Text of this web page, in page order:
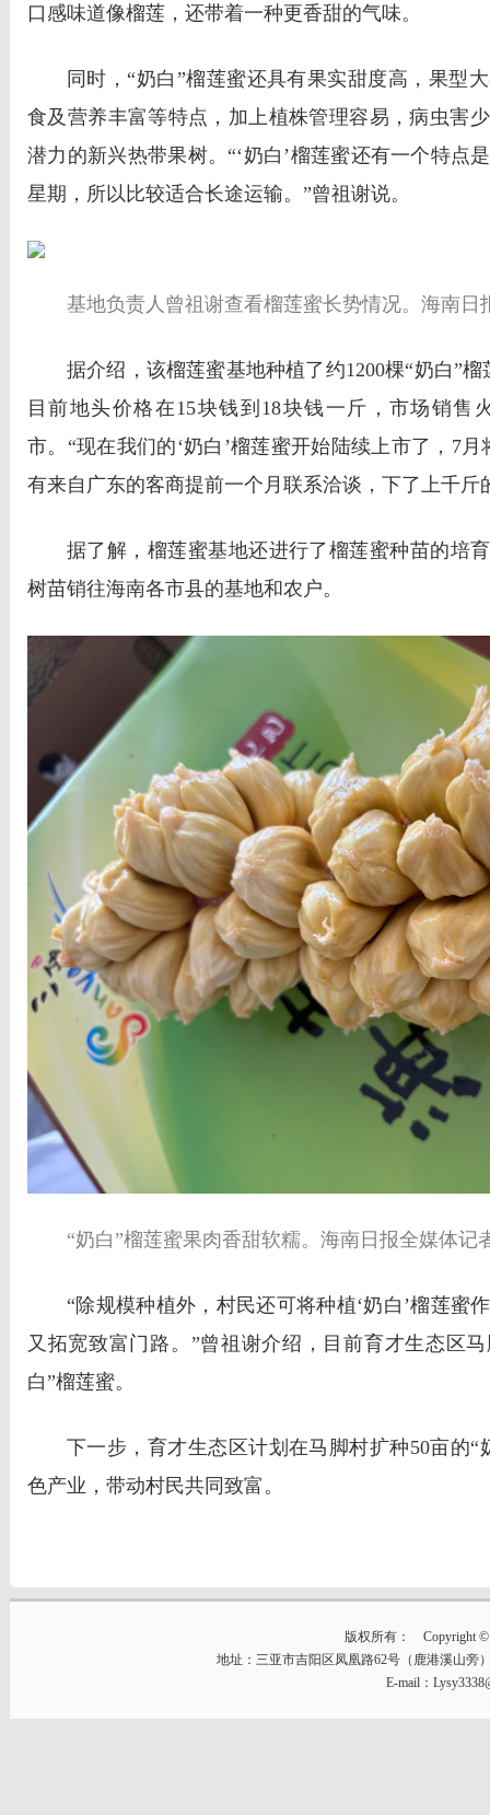
口感味道像榴莲，还带着一种更香甜的气味。
同时，“奶白”榴莲蜜还具有果实甜度高，果型
食及营养丰富等特点，加上植株管理容易，病虫害
潜力的新兴热带果树。“‘奶白’榴莲蜜还有一个特点
星期，所以比较适合长途运输。”曾祖谢说。
基地负责人曾祖谢查看榴莲蜜长势情况。海南日
据介绍，该榴莲蜜基地种植了约1200棵“奶白”
目前地头价格在15块钱到18块钱一斤，市场销售
市。“现在我们的‘奶白’榴莲蜜开始陆续上市了，7
有来自广东的客商提前一个月联系洽谈，下了上千斤
据了解，榴莲蜜基地还进行了榴莲蜜种苗的培
树苗销往海南各市县的基地和农户。
“奶白”榴莲蜜果肉香甜软糯。海南日报全媒体记
“除规模种植外，村民还可将种植‘奶白’榴莲蜜
又拓宽致富门路。”曾祖谢介绍，目前育才生态区
白”榴莲蜜。
下一步，育才生态区计划在马脚村扩种50亩的
色产业，带动村民共同致富。
版权所有： Copyright ©
地址：三亚市吉阳区凤凰路62号（鹿港溪山
E-mail：